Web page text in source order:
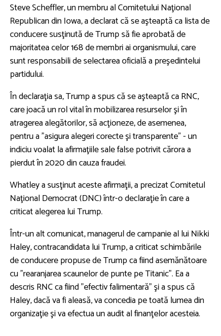
Steve Scheffler, un membru al Comitetului Naţional
Republican din Iowa, a declarat că se aşteaptă ca lista de
conducere susţinută de Trump să fie aprobată de
majoritatea celor 168 de membri ai organismului, care
sunt responsabili de selectarea oficială a preşedintelui
partidului.
În declaraţia sa, Trump a spus că se aşteaptă ca RNC,
care joacă un rol vital în mobilizarea resurselor şi în
atragerea alegătorilor, să acţioneze, de asemenea,
pentru a "asigura alegeri corecte şi transparente" - un
indiciu voalat la afirmaţiile sale false potrivit cărora a
pierdut în 2020 din cauza fraudei.
Whatley a susţinut aceste afirmaţii, a precizat Comitetul
Naţional Democrat (DNC) într-o declaraţie în care a
criticat alegerea lui Trump.
Într-un alt comunicat, managerul de campanie al lui Nikki
Haley, contracandidata lui Trump, a criticat schimbările
de conducere propuse de Trump ca fiind asemănătoare
cu "rearanjarea scaunelor de punte pe Titanic". Ea a
descris RNC ca fiind "efectiv falimentară" şi a spus că
Haley, dacă va fi aleasă, va concedia pe toată lumea din
organizaţie şi va efectua un audit al finanţelor acesteia.